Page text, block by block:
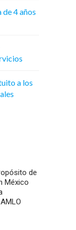
4 años
a los
de
México